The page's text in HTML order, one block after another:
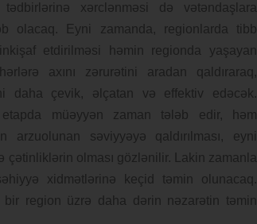
xərclənməsi də vətəndaşlara
olacaq. Eyni zamanda, regionlarda tibb
etdirilməsi həmin regionda yaşayan
axını zərurətini aradan qaldıraraq,
daha çevik, əlçatan və effektiv edəcək.
müəyyən zaman tələb edir, həm
arzuolunan səviyyəyə qaldırılması, eyni
çətinliklərin olması gözlənilir. Lakin zamanla
xidmətlərinə keçid təmin olunacaq.
region üzrə daha dərin nəzarətin təmin